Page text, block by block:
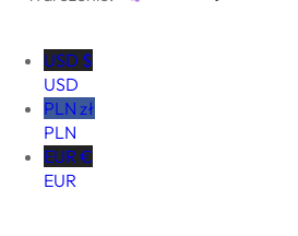
USD $
USD
PLN zł
PLN
EUR €
EUR